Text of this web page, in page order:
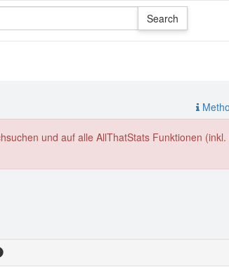
und auf alle AllThatStats Funktionen